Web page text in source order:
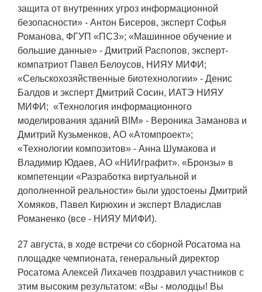
Контроль и арбитраж
Обучение
Контакты
ПОСЕЩЕНИЕ ЗАТО
ВЫСТАВКИ
ОБРАЗОВАНИЕ/КАРЬЕРА
Будущим сотрудникам
СФТИ НИЯУ МИФИ
Спецкафедра УРФУ
Школа молодого специалиста
защита от внутренних угроз информационной
безопасности» - Антон Бисеров, эксперт Софья
Романова, ФГУП «ПСЗ»; «Машинное обучение и
большие данные» - Дмитрий Распопов, эксперт-
компатриот Павел Белоусов, НИЯУ МИФИ;
«Сельскохозяйственные биотехнологии» - Денис
Балдов и эксперт Дмитрий Сосин, ИАТЭ НИЯУ
МИФИ; «Технология информационного
моделирования зданий BIM» - Вероника Заманова и
Дмитрий Кузьменков, АО «Атомпроект»;
«Технологии композитов» - Анна Шумакова и
Владимир Юдаев, АО «НИИграфит». «Бронзы» в
компетенции «Разработка виртуальной и
дополненной реальности» были удостоены Дмитрий
Хомяков, Павел Кирюхин и эксперт Владислав
Романенко (все - НИЯУ МИФИ).
27 августа, в ходе встречи со сборной Росатома на
площадке чемпионата, генеральный директор
Росатома Алексей Лихачев поздравил участников с
этим высоким результатом: «Вы - молодцы! Вы